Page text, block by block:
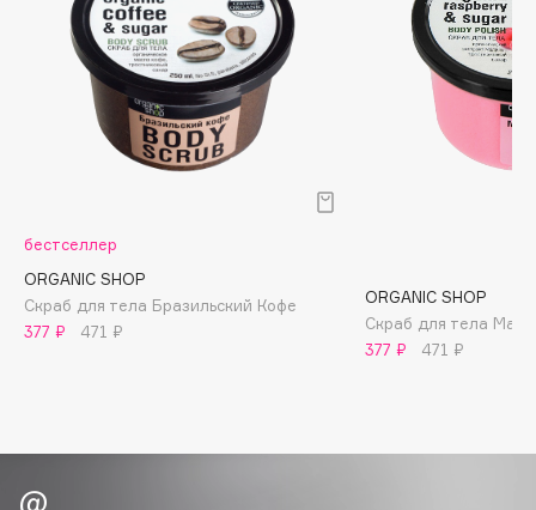
Biomed
Biorepair
Boadicea The Victorious
BOOMSHOP
BORK
Brunello Cucinelli
Bvlgari
бестселлер
ORGANIC SHOP
Скраб для тела Бразильский Кофе
377 ₽
471 ₽
ORGANIC SHOP
Скраб для тела
377 ₽
471 ₽